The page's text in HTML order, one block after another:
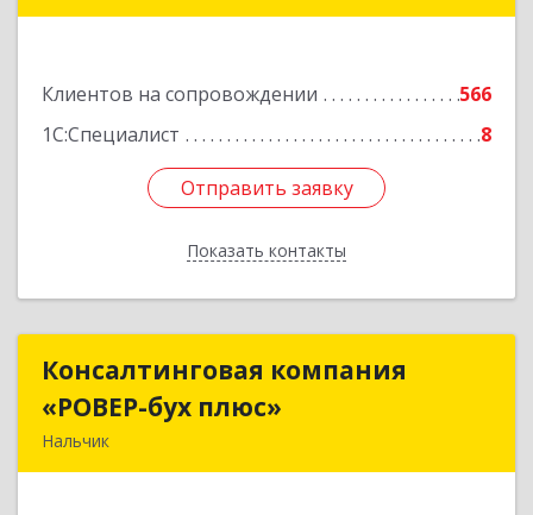
Клиентов на сопровождении
566
1С:Специалист
8
Отправить заявку
Показать контакты
Отправить заявку
Назад
Консалтинговая компания
«РОВЕР-бух плюс»
Нальчик
Консалтинговая компания
«РОВЕР-бух плюс»